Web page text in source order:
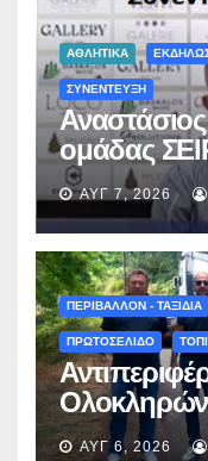
ΑΘΛΗΤΙΚΑ
ΣΥΝΕΝΤΕΥΞΗ
ομάδας
fm 93.3:
στη
(audio)
ΑΥΓ 7, 2026
ΠΕΡΙΒΑΛΛΟΝ - ΤΑΞΙΔΙΑ
ΠΡΩΤΟΣΕΛΙΔΟ
ΑΥΓ 6, 2026